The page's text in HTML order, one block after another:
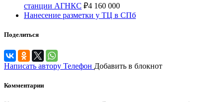
станции АГНКС ₽4 160 000
Нанесение разметки у ТЦ в СПб
Поделиться
Написать автору Телефон Добавить в блокнот
Комментарии